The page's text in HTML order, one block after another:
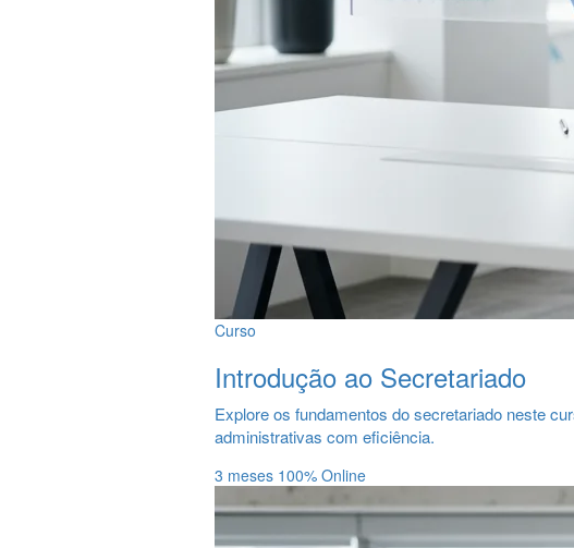
Curso
Introdução ao Secretariado
Explore os fundamentos do secretariado neste
administrativas com eficiência.
3 meses 100% Online